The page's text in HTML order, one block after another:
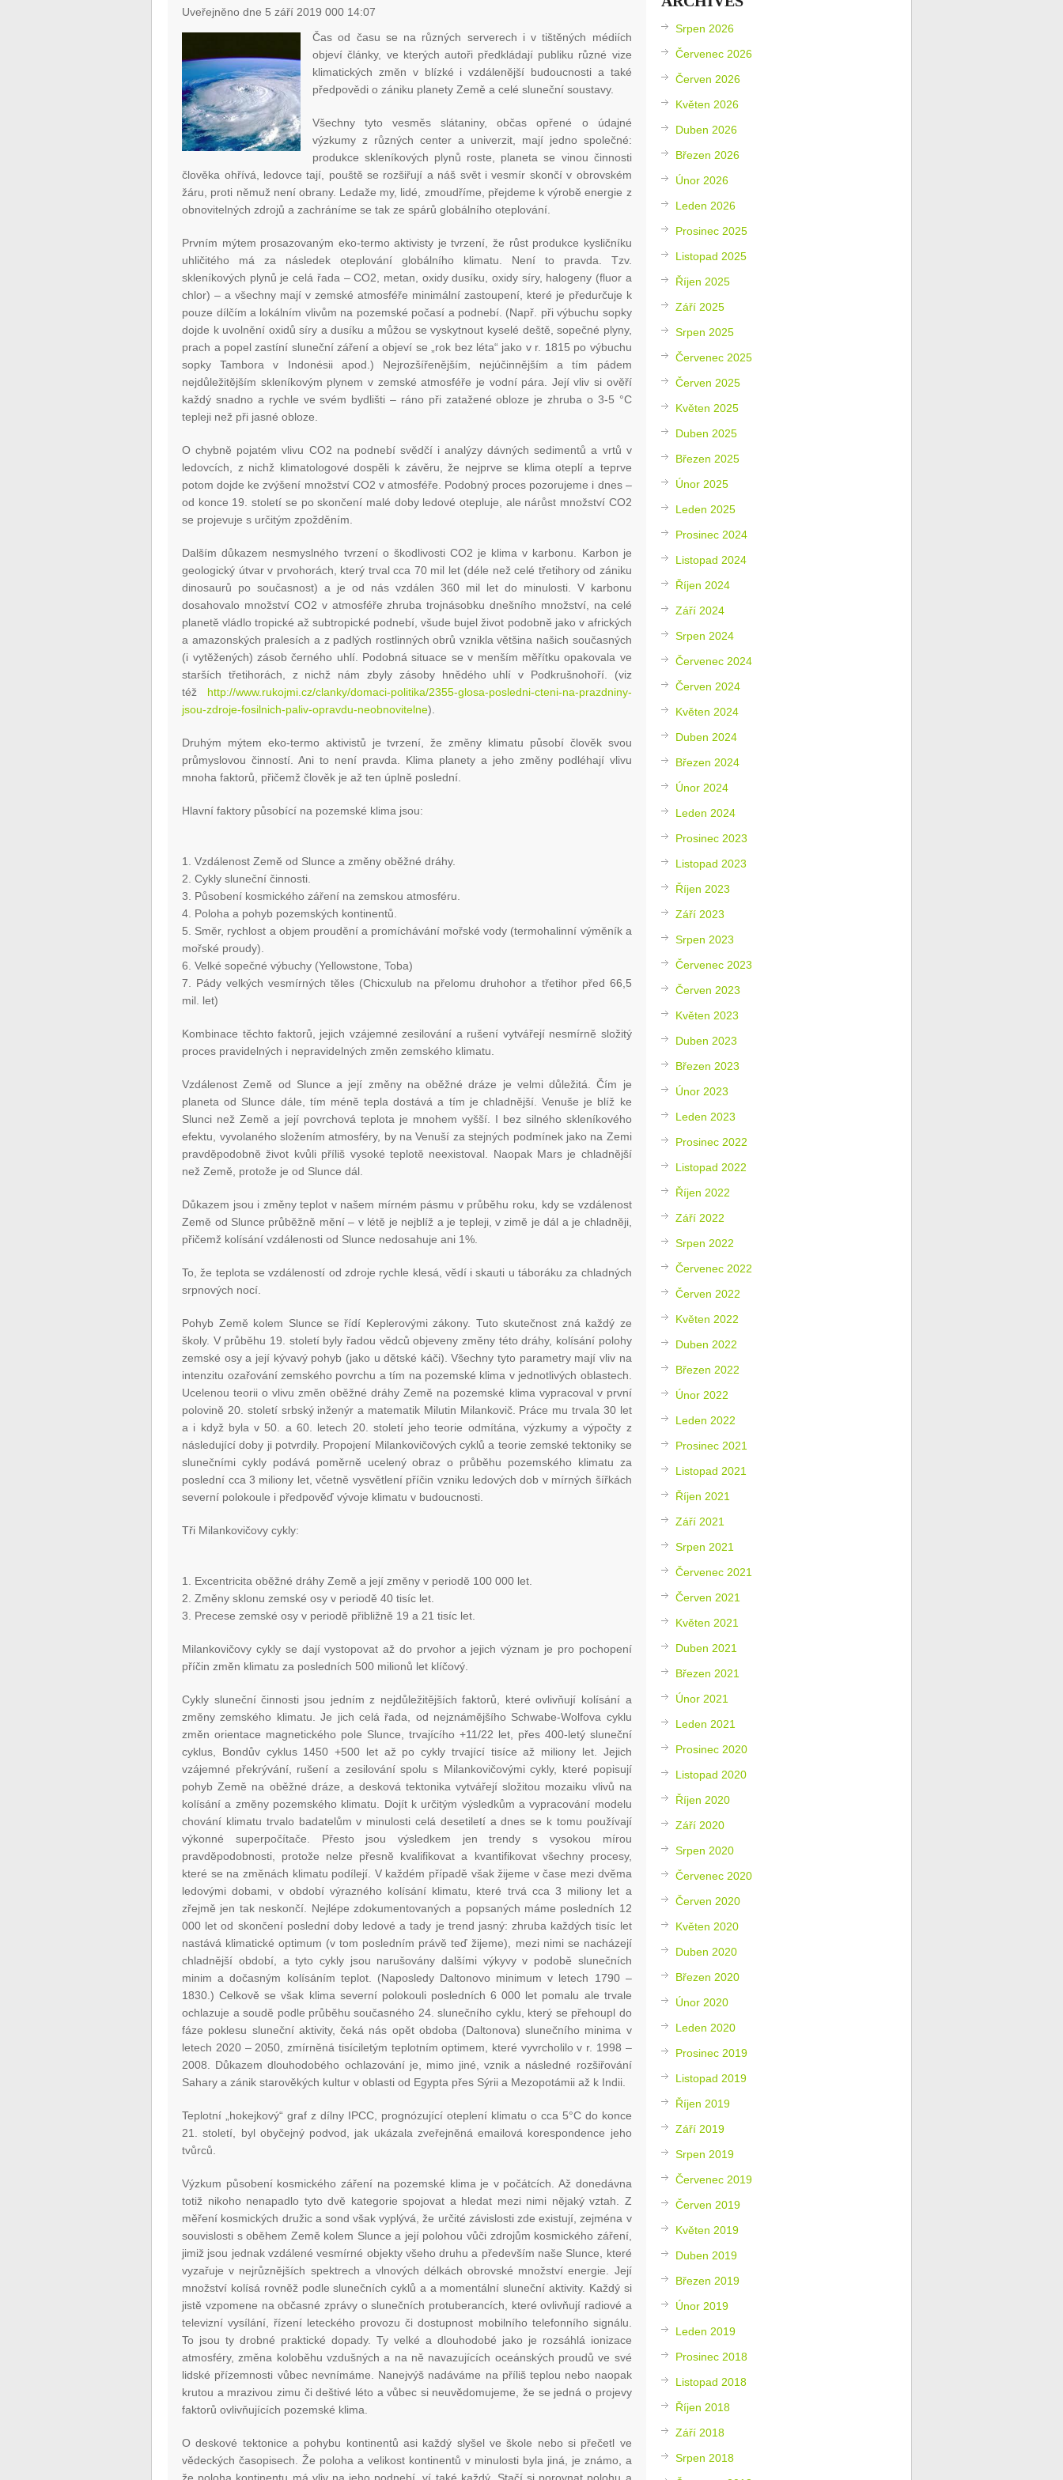
Uveřejněno dne 5 září 2019 000 14:07
Čas od času se na různých serverech i v tištěných médiích
objeví články, ve kterých autoři předkládají publiku různé vize
klimatických změn v blízké i vzdálenější budoucnosti a také
předpovědi o zániku planety Země a celé sluneční soustavy.
Všechny tyto vesměs slátaniny, občas opřené o údajné
výzkumy z různých center a univerzit, mají jedno společné:
produkce skleníkových plynů roste, planeta se vinou činnosti
člověka ohřívá, ledovce tají, pouště se rozšiřují a náš svět i vesmír skončí v obrovském
žáru, proti němuž není obrany. Ledaže my, lidé, zmoudříme, přejdeme k výrobě energie z
obnovitelných zdrojů a zachráníme se tak ze spárů globálního oteplování.
Prvním mýtem prosazovaným eko-termo aktivisty je tvrzení, že růst produkce kysličníku
uhličitého má za následek oteplování globálního klimatu. Není to pravda. Tzv.
skleníkových plynů je celá řada – CO2, metan, oxidy dusíku, oxidy síry, halogeny (fluor a
chlor) – a všechny mají v zemské atmosféře minimální zastoupení, které je předurčuje k
pouze dílčím a lokálním vlivům na pozemské počasí a podnebí. (Např. při výbuchu sopky
dojde k uvolnění oxidů síry a dusíku a můžou se vyskytnout kyselé deště, sopečné plyny,
prach a popel zastíní sluneční záření a objeví se „rok bez léta“ jako v r. 1815 po výbuchu
sopky Tambora v Indonésii apod.) Nejrozšířenějším, nejúčinnějším a tím pádem
nejdůležitějším skleníkovým plynem v zemské atmosféře je vodní pára. Její vliv si ověří
každý snadno a rychle ve svém bydlišti – ráno při zatažené obloze je zhruba o 3-5 °C
tepleji než při jasné obloze.
O chybně pojatém vlivu CO2 na podnebí svědčí i analýzy dávných sedimentů a vrtů v
ledovcích, z nichž klimatologové dospěli k závěru, že nejprve se klima oteplí a teprve
potom dojde ke zvýšení množství CO2 v atmosféře. Podobný proces pozorujeme i dnes –
od konce 19. století se po skončení malé doby ledové otepluje, ale nárůst množství CO2
se projevuje s určitým zpožděním.
Dalším důkazem nesmyslného tvrzení o škodlivosti CO2 je klima v karbonu. Karbon je
geologický útvar v prvohorách, který trval cca 70 mil let (déle než celé třetihory od zániku
dinosaurů po současnost) a je od nás vzdálen 360 mil let do minulosti. V karbonu
dosahovalo množství CO2 v atmosféře zhruba trojnásobku dnešního množství, na celé
planetě vládlo tropické až subtropické podnebí, všude bujel život podobně jako v afrických
a amazonských pralesích a z padlých rostlinných obrů vznikla většina našich současných
(i vytěžených) zásob černého uhlí. Podobná situace se v menším měřítku opakovala ve
starších třetihorách, z nichž nám zbyly zásoby hnědého uhlí v Podkrušnohoří. (viz
též http://www.rukojmi.cz/clanky/domaci-politika/2355-glosa-posledni-cteni-na-prazdniny-
jsou-zdroje-fosilnich-paliv-opravdu-neobnovitelne).
Druhým mýtem eko-termo aktivistů je tvrzení, že změny klimatu působí člověk svou
průmyslovou činností. Ani to není pravda. Klima planety a jeho změny podléhají vlivu
mnoha faktorů, přičemž člověk je až ten úplně poslední.
Hlavní faktory působící na pozemské klima jsou:
1. Vzdálenost Země od Slunce a změny oběžné dráhy.
2. Cykly sluneční činnosti.
3. Působení kosmického záření na zemskou atmosféru.
4. Poloha a pohyb pozemských kontinentů.
5. Směr, rychlost a objem proudění a promíchávání mořské vody (termohalinní výměník a
mořské proudy).
6. Velké sopečné výbuchy (Yellowstone, Toba)
7. Pády velkých vesmírných těles (Chicxulub na přelomu druhohor a třetihor před 66,5
mil. let)
Kombinace těchto faktorů, jejich vzájemné zesilování a rušení vytvářejí nesmírně složitý
proces pravidelných i nepravidelných změn zemského klimatu.
Vzdálenost Země od Slunce a její změny na oběžné dráze je velmi důležitá. Čím je
planeta od Slunce dále, tím méně tepla dostává a tím je chladnější. Venuše je blíž ke
Slunci než Země a její povrchová teplota je mnohem vyšší. I bez silného skleníkového
efektu, vyvolaného složením atmosféry, by na Venuší za stejných podmínek jako na Zemi
pravděpodobně život kvůli příliš vysoké teplotě neexistoval. Naopak Mars je chladnější
než Země, protože je od Slunce dál.
Důkazem jsou i změny teplot v našem mírném pásmu v průběhu roku, kdy se vzdálenost
Země od Slunce průběžně mění – v létě je nejblíž a je tepleji, v zimě je dál a je chladněji,
přičemž kolísání vzdálenosti od Slunce nedosahuje ani 1%.
To, že teplota se vzdáleností od zdroje rychle klesá, vědí i skauti u táboráku za chladných
srpnových nocí.
Pohyb Země kolem Slunce se řídí Keplerovými zákony. Tuto skutečnost zná každý ze
školy. V průběhu 19. století byly řadou vědců objeveny změny této dráhy, kolísání polohy
zemské osy a její kývavý pohyb (jako u dětské káči). Všechny tyto parametry mají vliv na
intenzitu ozařování zemského povrchu a tím na pozemské klima v jednotlivých oblastech.
Ucelenou teorii o vlivu změn oběžné dráhy Země na pozemské klima vypracoval v první
polovině 20. století srbský inženýr a matematik Milutin Milankovič. Práce mu trvala 30 let
a i když byla v 50. a 60. letech 20. století jeho teorie odmítána, výzkumy a výpočty z
následující doby ji potvrdily. Propojení Milankovičových cyklů a teorie zemské tektoniky se
slunečními cykly podává poměrně ucelený obraz o průběhu pozemského klimatu za
poslední cca 3 miliony let, včetně vysvětlení příčin vzniku ledových dob v mírných šířkách
severní polokoule i předpověď vývoje klimatu v budoucnosti.
Tři Milankovičovy cykly:
1. Excentricita oběžné dráhy Země a její změny v periodě 100 000 let.
2. Změny sklonu zemské osy v periodě 40 tisíc let.
3. Precese zemské osy v periodě přibližně 19 a 21 tisíc let.
Milankovičovy cykly se dají vystopovat až do prvohor a jejich význam je pro pochopení
příčin změn klimatu za posledních 500 milionů let klíčový.
Cykly sluneční činnosti jsou jedním z nejdůležitějších faktorů, které ovlivňují kolísání a
změny zemského klimatu. Je jich celá řada, od nejznámějšího Schwabe-Wolfova cyklu
změn orientace magnetického pole Slunce, trvajícího +11/22 let, přes 400-letý sluneční
cyklus, Bondův cyklus 1450 +500 let až po cykly trvající tisíce až miliony let. Jejich
vzájemné překrývání, rušení a zesilování spolu s Milankovičovými cykly, které popisují
pohyb Země na oběžné dráze, a desková tektonika vytvářejí složitou mozaiku vlivů na
kolísání a změny pozemského klimatu. Dojít k určitým výsledkům a vypracování modelu
chování klimatu trvalo badatelům v minulosti celá desetiletí a dnes se k tomu používají
výkonné superpočítače. Přesto jsou výsledkem jen trendy s vysokou mírou
pravděpodobnosti, protože nelze přesně kvalifikovat a kvantifikovat všechny procesy,
které se na změnách klimatu podílejí. V každém případě však žijeme v čase mezi dvěma
ledovými dobami, v období výrazného kolísání klimatu, které trvá cca 3 miliony let a
zřejmě jen tak neskončí. Nejlépe zdokumentovaných a popsaných máme posledních 12
000 let od skončení poslední doby ledové a tady je trend jasný: zhruba každých tisíc let
nastává klimatické optimum (v tom posledním právě teď žijeme), mezi nimi se nacházejí
chladnější období, a tyto cykly jsou narušovány dalšími výkyvy v podobě slunečních
minim a dočasným kolísáním teplot. (Naposledy Daltonovo minimum v letech 1790 –
1830.) Celkově se však klima severní polokouli posledních 6 000 let pomalu ale trvale
ochlazuje a soudě podle průběhu současného 24. slunečního cyklu, který se přehoupl do
fáze poklesu sluneční aktivity, čeká nás opět obdoba (Daltonova) slunečního minima v
letech 2020 – 2050, zmírněná tisíciletým teplotním optimem, které vyvrcholilo v r. 1998 –
2008. Důkazem dlouhodobého ochlazování je, mimo jiné, vznik a následné rozšiřování
Sahary a zánik starověkých kultur v oblasti od Egypta přes Sýrii a Mezopotámii až k Indii.
Teplotní „hokejkový“ graf z dílny IPCC, prognózující oteplení klimatu o cca 5°C do konce
21. století, byl obyčejný podvod, jak ukázala zveřejněná emailová korespondence jeho
tvůrců.
Výzkum působení kosmického záření na pozemské klima je v počátcích. Až donedávna
totiž nikoho nenapadlo tyto dvě kategorie spojovat a hledat mezi nimi nějaký vztah. Z
měření kosmických družic a sond však vyplývá, že určité závislosti zde existují, zejména v
souvislosti s oběhem Země kolem Slunce a její polohou vůči zdrojům kosmického záření,
jimiž jsou jednak vzdálené vesmírné objekty všeho druhu a především naše Slunce, které
vyzařuje v nejrůznějších spektrech a vlnových délkách obrovské množství energie. Její
množství kolísá rovněž podle slunečních cyklů a a momentální sluneční aktivity. Každý si
jistě vzpomene na občasné zprávy o slunečních protuberancích, které ovlivňují radiové a
televizní vysílání, řízení leteckého provozu či dostupnost mobilního telefonního signálu.
To jsou ty drobné praktické dopady. Ty velké a dlouhodobé jako je rozsáhlá ionizace
atmosféry, změna koloběhu vzdušných a na ně navazujících oceánských proudů ve své
lidské přízemnosti vůbec nevnímáme. Nanejvýš nadáváme na příliš teplou nebo naopak
krutou a mrazivou zimu či deštivé léto a vůbec si neuvědomujeme, že se jedná o projevy
faktorů ovlivňujících pozemské klima.
O deskové tektonice a pohybu kontinentů asi každý slyšel ve škole nebo si přečetl ve
vědeckých časopisech. Že poloha a velikost kontinentů v minulosti byla jiná, je známo, a
Srpen 2026
Červenec 2026
Červen 2026
Květen 2026
Duben 2026
Březen 2026
Únor 2026
Leden 2026
Prosinec 2025
Listopad 2025
Říjen 2025
Září 2025
Srpen 2025
Červenec 2025
Červen 2025
Květen 2025
Duben 2025
Březen 2025
Únor 2025
Leden 2025
Prosinec 2024
Listopad 2024
Říjen 2024
Září 2024
Srpen 2024
Červenec 2024
Červen 2024
Květen 2024
Duben 2024
Březen 2024
Únor 2024
Leden 2024
Prosinec 2023
Listopad 2023
Říjen 2023
Září 2023
Srpen 2023
Červenec 2023
Červen 2023
Květen 2023
Duben 2023
Březen 2023
Únor 2023
Leden 2023
Prosinec 2022
Listopad 2022
Říjen 2022
Září 2022
Srpen 2022
Červenec 2022
Červen 2022
Květen 2022
Duben 2022
Březen 2022
Únor 2022
Leden 2022
Prosinec 2021
Listopad 2021
Říjen 2021
Září 2021
Srpen 2021
Červenec 2021
Červen 2021
Květen 2021
Duben 2021
Březen 2021
Únor 2021
Leden 2021
Prosinec 2020
Listopad 2020
Říjen 2020
Září 2020
Srpen 2020
Červenec 2020
Červen 2020
Květen 2020
Duben 2020
Březen 2020
Únor 2020
Leden 2020
Prosinec 2019
Listopad 2019
Říjen 2019
Září 2019
Srpen 2019
Červenec 2019
Červen 2019
Květen 2019
Duben 2019
Březen 2019
Únor 2019
Leden 2019
Prosinec 2018
Listopad 2018
Říjen 2018
Září 2018
Srpen 2018